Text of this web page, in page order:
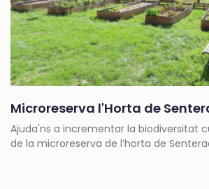
Microreserva l'Horta de
Ajuda'ns a incrementar la biodiversitat
de la microreserva de l’horta de